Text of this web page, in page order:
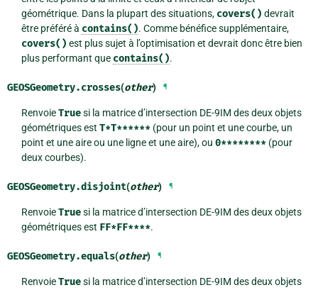
géométrique. Dans la plupart des situations, covers() devrait
être préféré à contains(). Comme bénéfice supplémentaire,
covers() est plus sujet à l’optimisation et devrait donc être bien
plus performant que contains().
GEOSGeometry.crosses(other) ¶
RenvoieTruesi la matrice d’intersection DE-9IM des deux objets
géométriques est T*T******(pour un point et une courbe, un
point et une aire ou une ligne et une aire), ou 0********(pour
deux courbes).
GEOSGeometry.disjoint(other) ¶
RenvoieTruesi la matrice d’intersection DE-9IM des deux objets
géométriques est FF*FF****.
GEOSGeometry.equals(other) ¶
RenvoieTruesi la matrice d’intersection DE-9IM des deux objets